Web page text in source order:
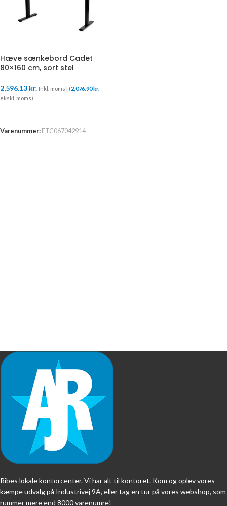
Hæve sænkebord Cadet
80×160 cm, sort stel
2,596.13 kr. Inkl. moms | (2,076.90 kr.
ekskl. moms)
Varenummer: FTC067042914
Ribes lokale kontorcenter. Vi har alt til kontoret. Kom og oplev vores
kæmpe udvalg på Industrivej 9A, eller tag en tur på vores webshop, som
rummer mere end 8000 varenumre!